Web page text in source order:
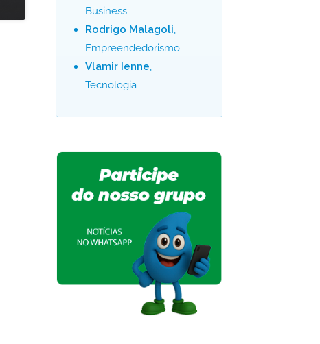
Business
Rodrigo Malagoli,
Empreendedorismo
Vlamir Ienne,
Tecnologia